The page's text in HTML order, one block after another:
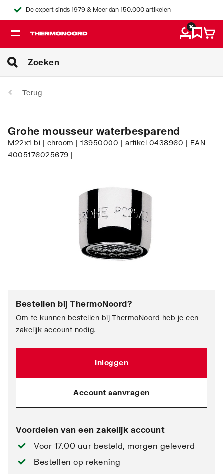
De expert sinds 1979 & Meer dan 150.000 artikelen
Terug
Grohe mousseur waterbesparend
M22x1 bi | chroom | 13950000 | artikel 0438960 | EAN
4005176025679 |
Bestellen bij ThermoNoord?
Om te kunnen bestellen bij ThermoNoord heb je een
zakelijk account nodig.
Inloggen
Account aanvragen
Voordelen van een zakelijk account
Voor 17.00 uur besteld, morgen geleverd
Bestellen op rekening